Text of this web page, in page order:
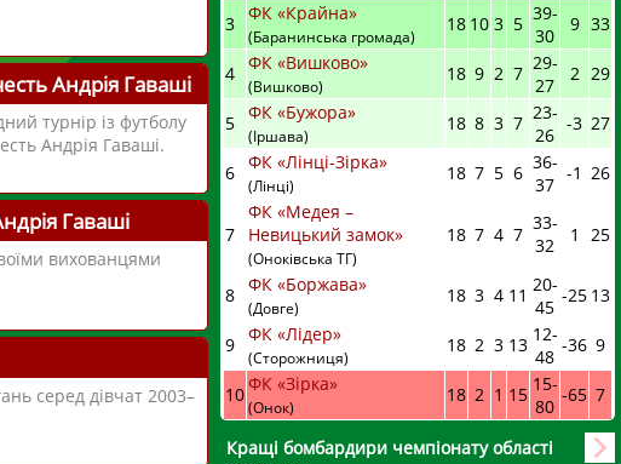
Андрія Гаваші
турнір із футболу
Андрія Гаваші.
Гаваші
вихованцями
серед дівчат 2003–
3 ФК «Крайна»
(Баранинська громада)
18 10 3 5 39-
30
9 33
4 ФК «Вишково»
(Вишково)
18 9 2 7 29-
27
2 29
5 ФК «Бужора»
(Іршава)
18 8 3 7 23-
26
-3 27
6 ФК «Лінці-Зірка»
(Лінці)
18 7 5 6 36-
37
-1 26
7
ФК «Медея –
Невицький замок»
(Оноківська ТГ)
18 7 4 7
33-
32
1 25
8 ФК «Боржава»
(Довге)
18 3 4 11 20-
45
-25 13
9 ФК «Лідер»
(Сторожниця)
18 2 3 13 12-
48
-36 9
10ФК «Зірка»
(Онок)
18 2 1 15 15-
80
-65 7
Кращі бомбардири чемпіонату області